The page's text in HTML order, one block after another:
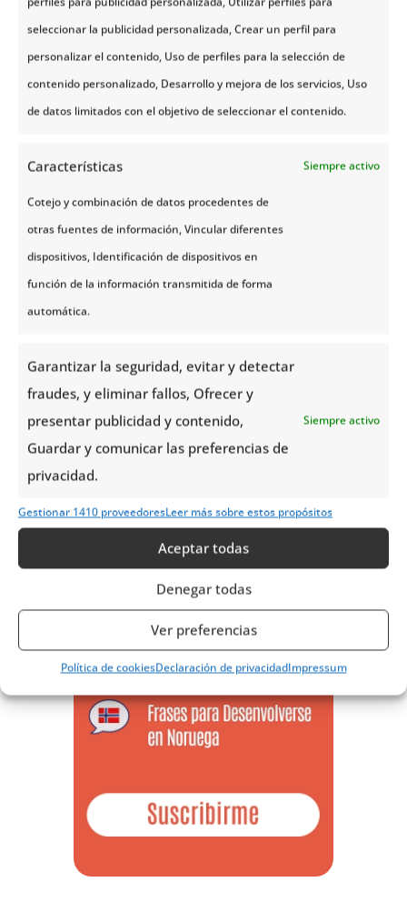
seleccionar la publicidad personalizada, Crear un perfil para
personalizar el contenido, Uso de perfiles para la selección de
contenido personalizado, Desarrollo y mejora de los servicios, Uso
de datos limitados con el objetivo de seleccionar el contenido.
Características Siempre activo
Cotejo y combinación de datos procedentes de
otras fuentes de información, Vincular diferentes
dispositivos, Identificación de dispositivos en
función de la información transmitida de forma
automática.
Garantizar la seguridad, evitar y detectar
fraudes, y eliminar fallos, Ofrecer y
presentar publicidad y contenido,
Guardar y comunicar las preferencias de
privacidad.
Siempre activo
Gestionar 1410 proveedoresLeer más sobre estos propósitos
Aceptar todas
Denegar todas
Ver preferencias
Política de cookiesDeclaración de privacidadImpressum
DNI o documento de naturaleza análoga
o similar, para confirmar la identidad del
mismo.
En caso de entender que no se ha
usted podrá dirigirse a solicitar la tutela
Datos, cuyos datos puede consultar en